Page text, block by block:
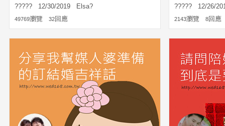
????? 12/30/2019 Elsa?
49769瀏覽 32回應
????? 12/26/
2143瀏覽 8回應